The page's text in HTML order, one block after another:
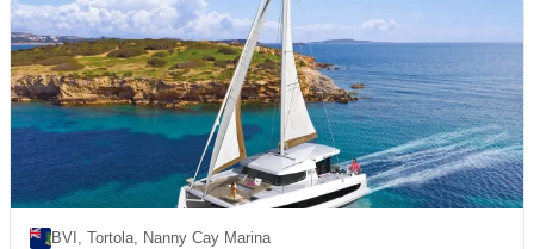
BVI, Tortola, Nanny Cay Marina